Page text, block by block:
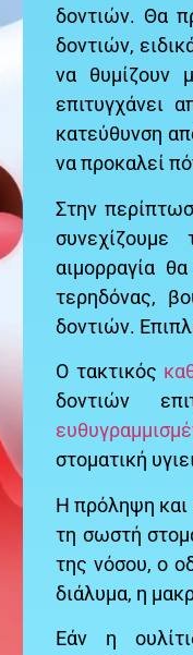
δοντιών. Θα
δοντιών,
να θυμίζουν
επιτυγχάνει
κατεύθυνση
να προκαλεί
Στην
αιμορραγία
τερηδόνας,
δοντιών.
Ο τακτικός
δοντιών
στοματική
Η πρόληψη και
τη σωστή
της νόσου, ο
διάλυμα, η
Εάν η